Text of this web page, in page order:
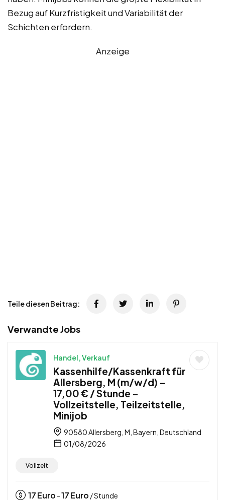
Bezug auf Kurzfristigkeit und Variabilität der
Schichten erfordern.
Anzeige
Teile diesen Beitrag:
Verwandte Jobs
Handel, Verkauf
Kassenhilfe/Kassenkraft für
Allersberg, M (m/w/d) –
17,00 € / Stunde –
Vollzeitstelle, Teilzeitstelle,
Minijob
90580 Allersberg, M, Bayern, Deutschland
01/08/2026
Vollzeit
17Euro -17Euro / Stunde